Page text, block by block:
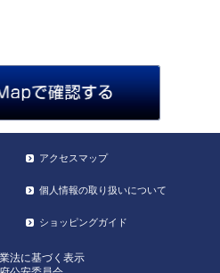
アクセスマップ
個人情報の取り扱いについて
ショッピングガイド
法に基づく表示